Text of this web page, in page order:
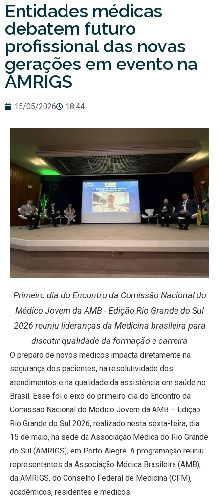
Entidades médicas
debatem futuro
profissional das novas
gerações em evento na
AMRIGS
15/05/2026 18:44
Primeiro dia do Encontro da Comissão Nacional do
Médico Jovem da AMB - Edição Rio Grande do Sul
2026 reuniu lideranças da Medicina brasileira para
discutir qualidade da formação e carreira
O preparo de novos médicos impacta diretamente na
segurança dos pacientes, na resolutividade dos
atendimentos e na qualidade da assistência em saúde no
Brasil. Esse foi o eixo do primeiro dia do Encontro da
Comissão Nacional do Médico Jovem da AMB – Edição
Rio Grande do Sul 2026, realizado nesta sexta-feira, dia
15 de maio, na sede da Associação Médica do Rio Grande
do Sul (AMRIGS), em Porto Alegre. A programação reuniu
representantes da Associação Médica Brasileira (AMB),
da AMRIGS, do Conselho Federal de Medicina (CFM),
acadêmicos, residentes e médicos.